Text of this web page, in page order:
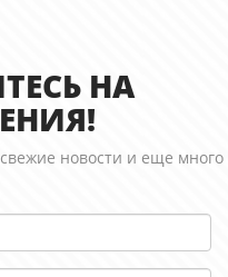
НА
новости и еще много